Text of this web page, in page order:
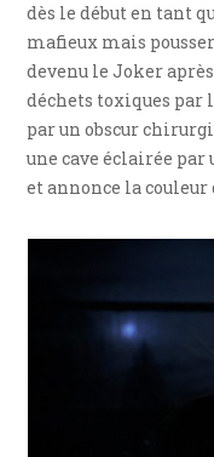
dès le début en tant
mafieux mais
devenu le Joker
déchets toxiques par
par un obscur
une cave éclairée
et annonce la